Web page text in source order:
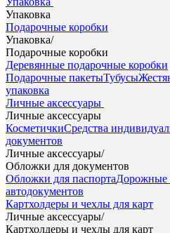
Упаковка
Подарочные коробки
Упаковка/
Подарочные коробки
Деревянные подарочные коробки
Подарочные пакетыТубусы
упаковка
Личные аксессуары
Личные аксессуары
КосметичкиСредства
документов
Личные аксессуары/
Обложки для документов
Обложки для паспортаДорожные
автодокументов
Картхолдеры и чехлы для карт
Личные аксессуары/
Картхолдеры и чехлы для карт